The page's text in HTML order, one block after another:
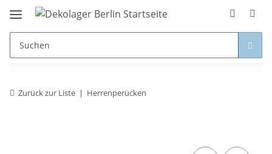
Zurück zur Liste Herrenperücken